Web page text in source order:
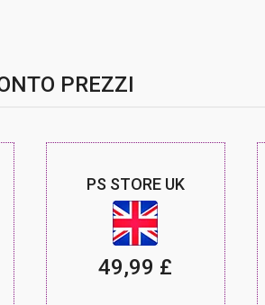
PREZZI
PS STORE UK
49,99 £